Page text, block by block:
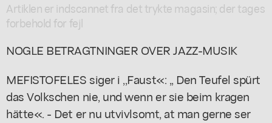
Artiklen er indscannet fra det trykte magasin; der tages
forbehold for fejl
NOGLE BETRAGTNINGER OVER JAZZ-MUSIK
MEFISTOFELES siger i ,,Faust«: ,, Den Teufel spürt
das Volkschen nie, und wenn er sie beim kragen
hätte«. - Det er nu utvivlsomt, at man gerne ser